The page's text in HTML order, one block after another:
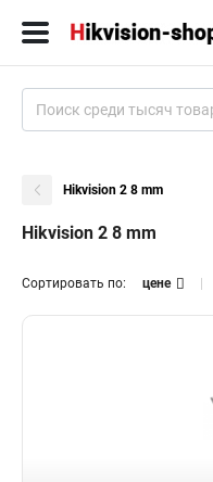
Hikvision 2 8 mm
Hikvision 2 8 mm
Сортировать по: цене